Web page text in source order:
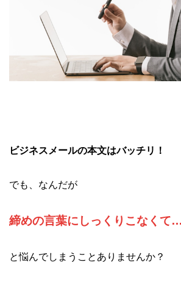
ビジネスメールの本文はバッチリ！
でも、なんだが
締めの言葉にしっくりこなくて…
と悩んでしまうことありませんか？